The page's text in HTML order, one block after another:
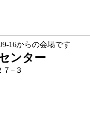
16からの会場です
ンター
７−３